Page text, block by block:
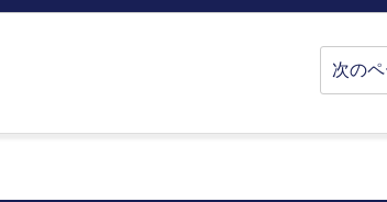
次の